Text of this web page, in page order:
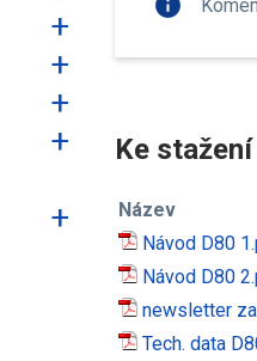
+
+
+
+
+
Ke stažení
Název
Návod D80
Návod D80
newsletter
Tech. data